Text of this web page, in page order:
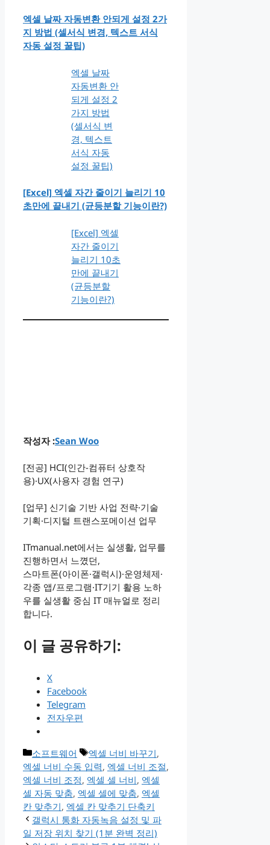
엑셀 날짜 자동변환 안되게 설정 2가
지 방법 (셀서식 변경, 텍스트 서식
자동 설정 꿀팁)
엑셀 날짜
자동변환 안
되게 설정 2
가지 방법
(셀서식 변
경, 텍스트
서식 자동
설정 꿀팁)
[Excel] 엑셀 자간 줄이기 늘리기 10
초만에 끝내기 (균등분할 기능이란?)
[Excel] 엑셀
자간 줄이기
늘리기 10초
만에 끝내기
(균등분할
기능이란?)
작성자 :Sean Woo
[전공] HCI(인간-컴퓨터 상호작
용)·UX(사용자 경험 연구)
[업무] 신기술 기반 사업 전략·기술
기획·디지털 트랜스포메이션 업무
ITmanual.net에서는 실생활, 업무를
진행하면서 느꼈던,
스마트폰(아이폰·갤럭시)·운영체제·
각종 앱/프로그램·IT기기 활용 노하
우를 실생활 중심 IT 매뉴얼로 정리
합니다.
이 글 공유하기:
X
Facebook
Telegram
전자우편
카
테
고
리
소프트웨어
태
그
엑셀 너비 바꾸기,
엑셀 너비 수동 입력, 엑셀 너비 조절,
엑셀 너비 조정, 엑셀 셀 너비, 엑셀
셀 자동 맞춤, 엑셀 셀에 맞춤, 엑셀
칸 맞추기, 엑셀 칸 맞추기 단축키
갤럭시 통화 자동녹음 설정 및 파
일 저장 위치 찾기 (1분 완벽 정리)